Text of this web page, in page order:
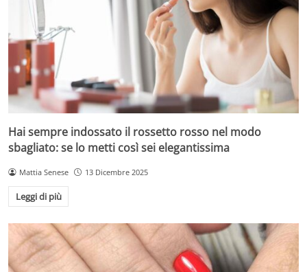
Hai sempre indossato il rossetto rosso nel modo
sbagliato: se lo metti così sei elegantissima
Mattia Senese 13 Dicembre 2025
Leggi di più